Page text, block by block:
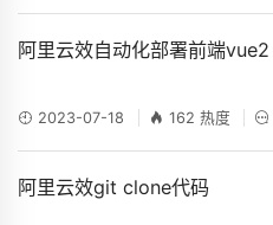
阿里云效自动化部署前端vue2
2023-07-18 162 热度
阿里云效git clone代码